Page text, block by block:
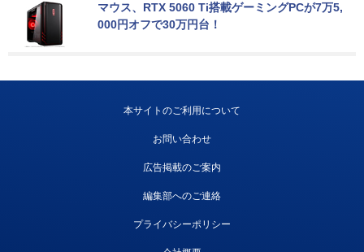
マウス、RTX 5060 Ti搭載ゲーミングPCが7万5,
000円オフで30万円台！
本サイトのご利用について
お問い合わせ
広告掲載のご案内
編集部へのご連絡
プライバシーポリシー